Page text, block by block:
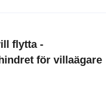
flytta -
för villaägare